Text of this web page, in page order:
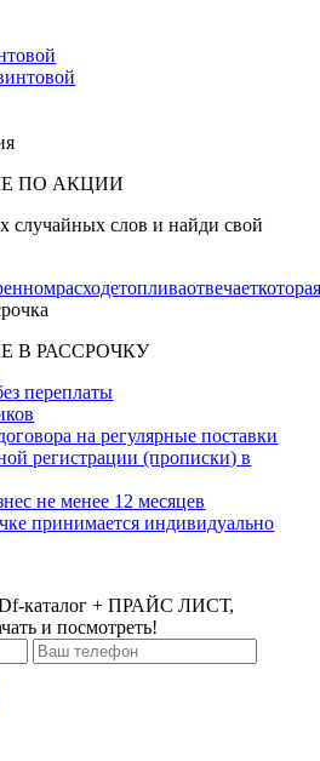
ПО АКЦИИ
случайных слов и найди свой
расходетопливаотвечает
В РАССРОЧКУ
переплаты
на регулярные поставки
регистрации (прописки) в
не менее 12 месяцев
принимается индивидуально
каталог + ПРАЙС ЛИСТ,
и посмотреть!